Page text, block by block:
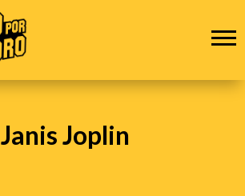
Janis Joplin